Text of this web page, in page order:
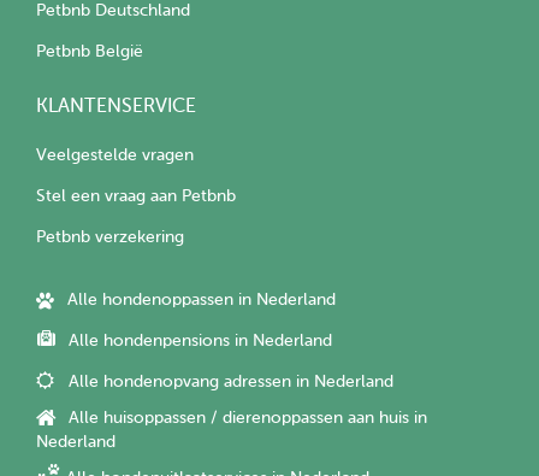
Petbnb Deutschland
Petbnb België
KLANTENSERVICE
Veelgestelde vragen
Stel een vraag aan Petbnb
Petbnb verzekering
Alle hondenoppassen in Nederland
Alle hondenpensions in Nederland
Alle hondenopvang adressen in Nederland
Alle huisoppassen / dierenoppassen aan huis in
Nederland